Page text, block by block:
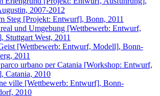
2007-2012
Steg [Projekt: Entwurf], Bonn, 2011
und Umgebung [Wettbewerb: Entwurf,
Stuttgart West, 2011
[Wettbewerb: Entwurf, Modell], Bonn-
2011
urbano per Catania [Workshop: Entwurf,
Catania, 2010
ville [Wettbewerb: Entwurf], Bonn-
2010